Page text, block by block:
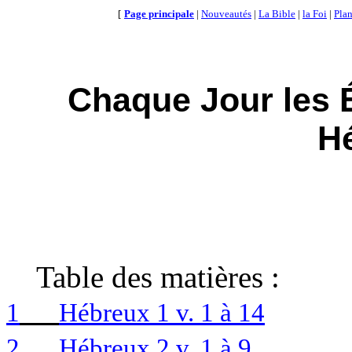
[ Page principale | Nouveautés | La Bible | la Foi |
Chaque Jour
Table des matières :
1
Hébreux 1 v. 1 à 14